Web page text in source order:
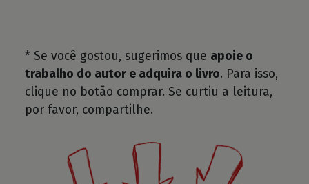
* Se você gostou, sugerimos que apoie o
trabalho do autor e adquira o livro. Para isso,
clique no botão comprar. Se curtiu a leitura,
por favor, compartilhe.